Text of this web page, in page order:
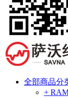
全部商品分
+